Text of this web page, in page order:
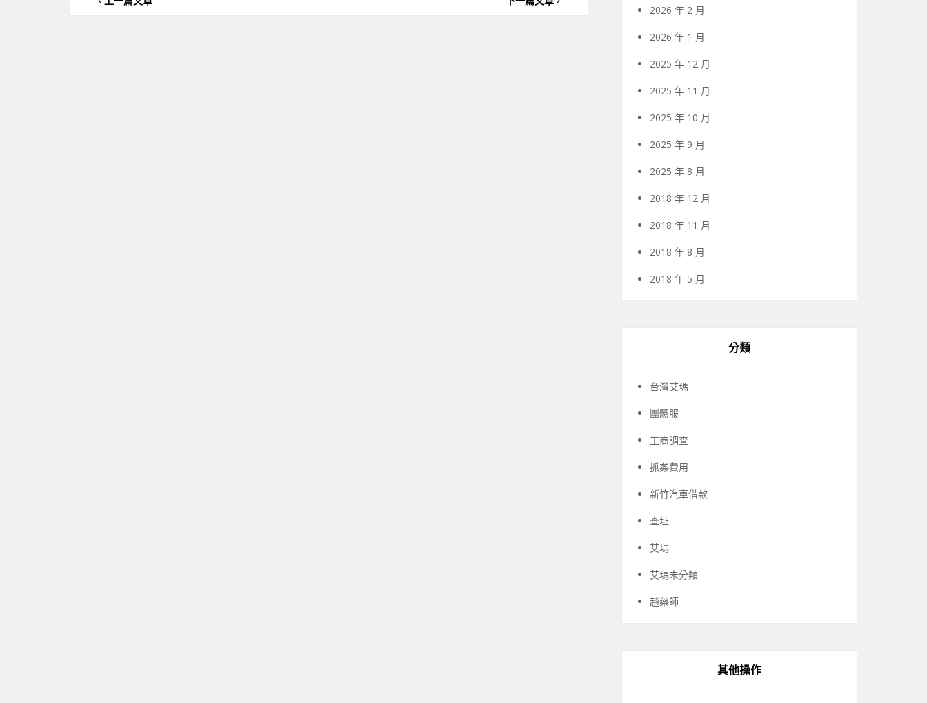
2026 年 2 月
2026 年 1 月
2025 年 12 月
2025 年 11 月
2025 年 10 月
2025 年 9 月
2025 年 8 月
2018 年 12 月
2018 年 11 月
2018 年 8 月
2018 年 5 月
分類
台灣艾瑪
團體服
工商調查
抓姦費用
新竹汽車借款
查址
艾瑪
艾瑪未分類
趙藥師
其他操作